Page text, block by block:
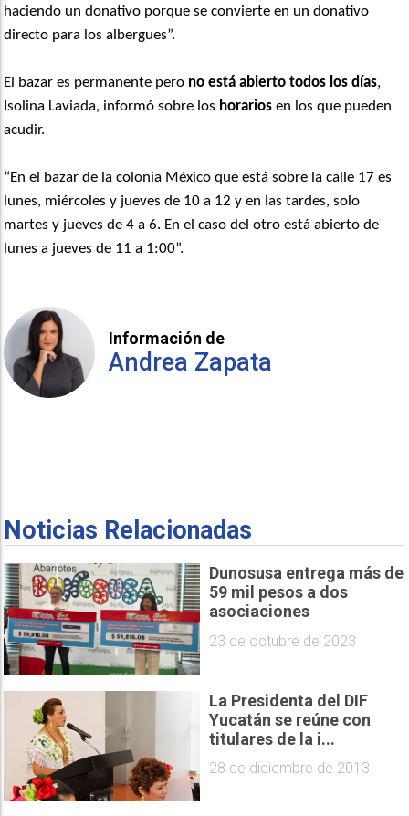
haciendo un donativo porque se convierte en un donativo
directo para los albergues”.
El bazar es permanente pero no está abierto todos los días,
Isolina Laviada, informó sobre los horarios en los que pueden
acudir.
“En el bazar de la colonia México que está sobre la calle 17 es
lunes, miércoles y jueves de 10 a 12 y en las tardes, solo
martes y jueves de 4 a 6. En el caso del otro está abierto de
lunes a jueves de 11 a 1:00”.
Información de
Andrea Zapata
Noticias Relacionadas
Dunosusa entrega más de
59 mil pesos a dos
asociaciones
23 de octubre de 2023
La Presidenta del DIF
Yucatán se reúne con
titulares de la i...
28 de diciembre de 2013